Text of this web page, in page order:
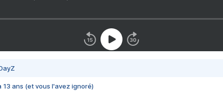
13 ans (et vous l'avez ignoré)